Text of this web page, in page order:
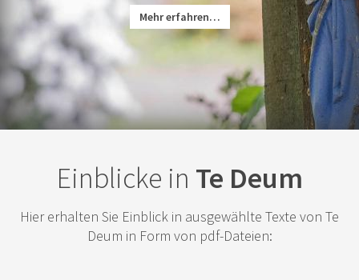
Mehr erfahren…
Einblicke in Te Deum
Hier erhalten Sie Einblick in ausgewählte Texte von Te
Deum in Form von pdf-Dateien: